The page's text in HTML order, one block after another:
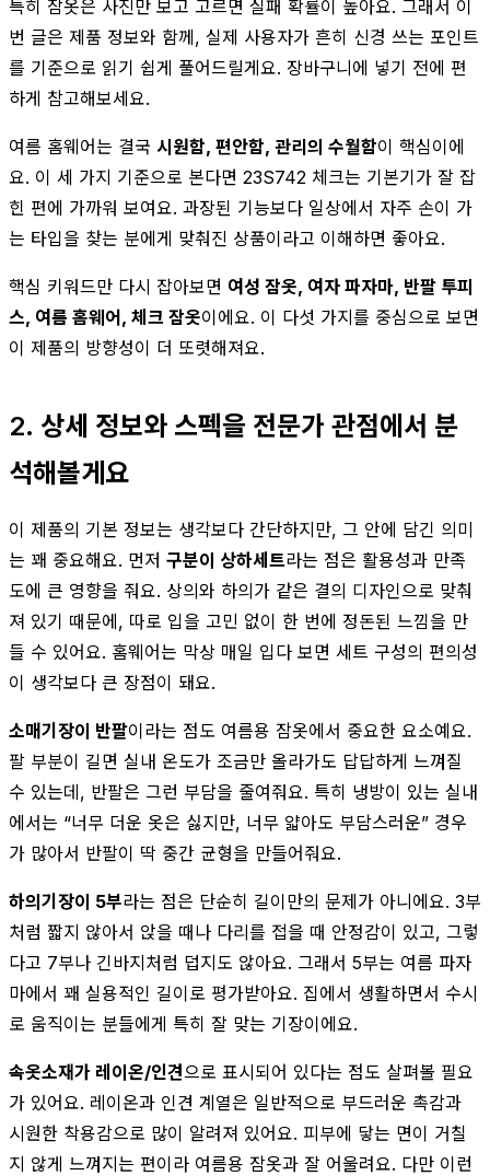
특히 잠옷은 사진만 보고 고르면 실패 확률이 높아요. 그래서 이
번 글은 제품 정보와 함께, 실제 사용자가 흔히 신경 쓰는 포인트
를 기준으로 읽기 쉽게 풀어드릴게요. 장바구니에 넣기 전에 편
하게 참고해보세요.
여름 홈웨어는 결국 시원함, 편안함, 관리의 수월함이 핵심이에
요. 이 세 가지 기준으로 본다면 23S742 체크는 기본기가 잘 잡
힌 편에 가까워 보여요. 과장된 기능보다 일상에서 자주 손이 가
는 타입을 찾는 분에게 맞춰진 상품이라고 이해하면 좋아요.
핵심 키워드만 다시 잡아보면 여성 잠옷, 여자 파자마, 반팔 투피
스, 여름 홈웨어, 체크 잠옷이에요. 이 다섯 가지를 중심으로 보면
이 제품의 방향성이 더 또렷해져요.
2. 상세 정보와 스펙을 전문가 관점에서 분
석해볼게요
이 제품의 기본 정보는 생각보다 간단하지만, 그 안에 담긴 의미
는 꽤 중요해요. 먼저 구분이 상하세트라는 점은 활용성과 만족
도에 큰 영향을 줘요. 상의와 하의가 같은 결의 디자인으로 맞춰
져 있기 때문에, 따로 입을 고민 없이 한 번에 정돈된 느낌을 만
들 수 있어요. 홈웨어는 막상 매일 입다 보면 세트 구성의 편의성
이 생각보다 큰 장점이 돼요.
소매기장이 반팔이라는 점도 여름용 잠옷에서 중요한 요소예요.
팔 부분이 길면 실내 온도가 조금만 올라가도 답답하게 느껴질
수 있는데, 반팔은 그런 부담을 줄여줘요. 특히 냉방이 있는 실내
에서는 “너무 더운 옷은 싫지만, 너무 얇아도 부담스러운” 경우
가 많아서 반팔이 딱 중간 균형을 만들어줘요.
하의기장이 5부라는 점은 단순히 길이만의 문제가 아니에요. 3부
처럼 짧지 않아서 앉을 때나 다리를 접을 때 안정감이 있고, 그렇
다고 7부나 긴바지처럼 덥지도 않아요. 그래서 5부는 여름 파자
마에서 꽤 실용적인 길이로 평가받아요. 집에서 생활하면서 수시
로 움직이는 분들에게 특히 잘 맞는 기장이에요.
속옷소재가 레이온/인견으로 표시되어 있다는 점도 살펴볼 필요
가 있어요. 레이온과 인견 계열은 일반적으로 부드러운 촉감과
시원한 착용감으로 많이 알려져 있어요. 피부에 닿는 면이 거칠
지 않게 느껴지는 편이라 여름용 잠옷과 잘 어울려요. 다만 이런